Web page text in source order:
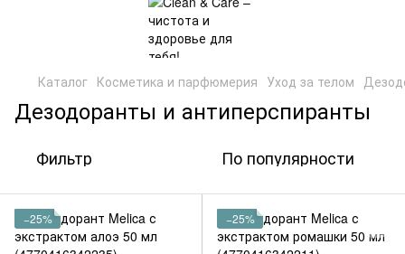
Каталог Косметика и парфюмерия Уход за телом
Дезодоранты и антиперспиранты
Фильтр По популярности
−25% −25%